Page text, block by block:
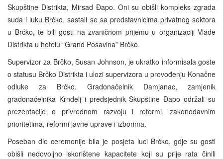
Skupštine Distrikta, Mirsad Đapo. Oni su obišli kompleks zgrada
suda i luku Brčko, sastali se sa predstavnicima privatnog sektora
u Brčko, te bili gosti na zvaničnom prijemu u organizaciji Vlade
Distrikta u hotelu “Grand Posavina” Brčko.
Supervizor za Brčko, Susan Johnson, je ukratko informisala goste
o statusu Brčko Distrikta i ulozi supervizora u provođenju Konačne
odluke za Brčko. Gradonačelnik Damjanac, zamjenik
gradonačelnika Krndelj i predsjednik Skupštine Đapo održali su
prezentacije o privrednom razvoju i reformi, zakonodavnim
prioritetima, reformi javne uprave i izborima.
Poseban dio ceremonije bila je posjeta luci Brčko, gdje su gosti
obišli nedovoljno iskorištene kapacitete koji su prije rata činili